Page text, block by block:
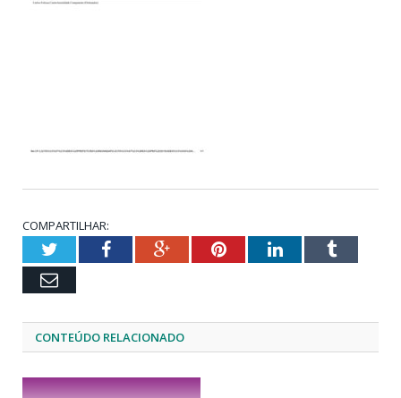
COMPARTILHAR:
TwitterFacebookGoogle+PinterestLinkedInTumblr
Email
CONTEÚDO RELACIONADO